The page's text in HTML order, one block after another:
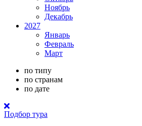
Ноябрь
Декабрь
2027
Январь
Февраль
Март
по типу
по странам
по дате
Подбор тура